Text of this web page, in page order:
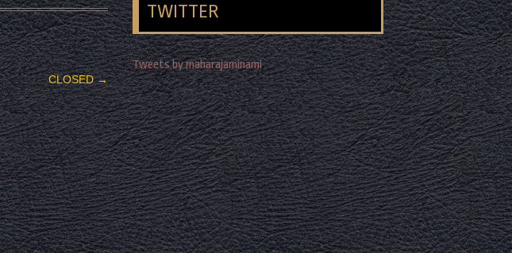
CLOSED→
TWITTER
Tweets by maharajaminami